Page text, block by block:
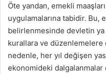
Öte yandan, emekli
uygulamalarına tabidir. Bu,
belirlenmesinde devletin
kurallara ve düzenlemelere
nedenle, her yıl değişen
ekonomideki dalgalanmalar